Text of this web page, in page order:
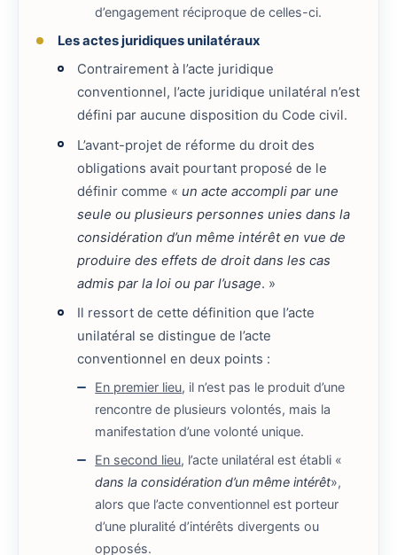
d’engagement réciproque de celles-ci.
Les actes juridiques unilatéraux
Contrairement à l’acte juridique
conventionnel, l’acte juridique unilatéral n’est
défini par aucune disposition du Code civil.
L’avant-projet de réforme du droit des
obligations avait pourtant proposé de le
définir comme « un acte accompli par une
seule ou plusieurs personnes unies dans la
considération d’un même intérêt en vue de
produire des effets de droit dans les cas
admis par la loi ou par l’usage. »
Il ressort de cette définition que l’acte
unilatéral se distingue de l’acte
conventionnel en deux points :
En premier lieu, il n’est pas le produit d’une
rencontre de plusieurs volontés, mais la
manifestation d’une volonté unique.
En second lieu, l’acte unilatéral est établi «
dans la considération d’un même intérêt»,
alors que l’acte conventionnel est porteur
d’une pluralité d’intérêts divergents ou
opposés.